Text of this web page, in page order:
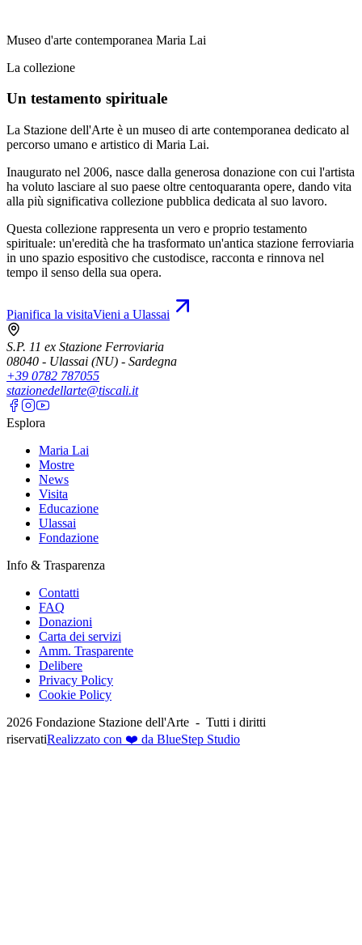
Museo d'arte contemporanea Maria Lai
La collezione
Un testamento spirituale
La Stazione dell'Arte è un museo di arte contemporanea dedicato al
percorso umano e artistico di Maria Lai.
Inaugurato nel 2006, nasce dalla generosa donazione con cui l'artista
ha voluto lasciare al suo paese oltre centoquaranta opere, dando vita
alla più significativa collezione pubblica dedicata al suo lavoro.
Questa collezione rappresenta un vero e proprio testamento
spirituale: un'eredità che ha trasformato un'antica stazione ferroviaria
in uno spazio espositivo che custodisce, racconta e rinnova nel
tempo il senso della sua opera.
Pianifica la visitaVieni a Ulassai
S.P. 11 ex Stazione Ferroviaria
08040 - Ulassai (NU) - Sardegna
+39 0782 787055
stazionedellarte@tiscali.it
Esplora
Maria Lai
Mostre
News
Visita
Educazione
Ulassai
Fondazione
Info & Trasparenza
Contatti
FAQ
Donazioni
Carta dei servizi
Amm. Trasparente
Delibere
Privacy Policy
Cookie Policy
2026 Fondazione Stazione dell'Arte - Tutti i diritti
riservatiRealizzato con ❤️ da BlueStep Studio